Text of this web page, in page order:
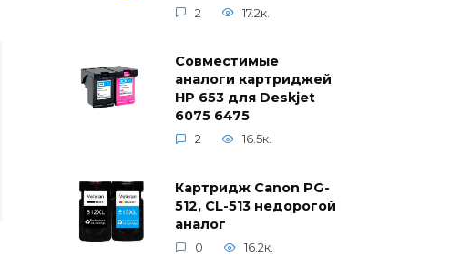
2 17.2к.
Совместимые
аналоги картриджей
HP 653 для Deskjet
6075 6475
2 16.5к.
Картридж Canon PG-
512, CL-513 недорогой
аналог
0 16.2к.